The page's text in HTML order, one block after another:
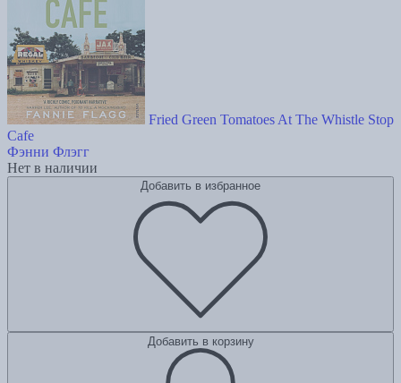
Fried Green Tomatoes At The Whistle Stop
Cafe
Фэнни Флэгг
Нет в наличии
Добавить в избранное
Добавить в корзину